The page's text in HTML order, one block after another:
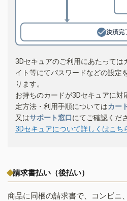
決済完
3Dセキュアのご利用にあたっては
イト等にてパスワードなどの設定
ります。
お持ちのカードが3Dセキュアに対
定方法・利用手順についてはカー
又はサポート窓口にてご確認くだ
3Dセキュアについて詳しくはこち
請求書払い（後払い）
商品に同梱の請求書で、コンビニ